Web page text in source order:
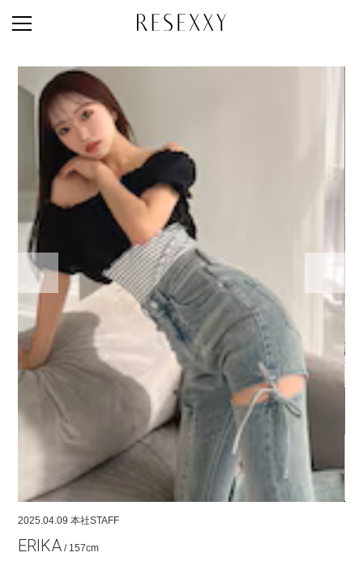
STAFF STYLE
2025.04.09 本社STAFF
ERIKA / 157cm
NEWS
MAGAZINE
LOOK BOOK
NEW ARRIVAL
RANKING
STYLE PHOTO
ACCOUNT
SHOP LIST
CONCEPT
ONLINE STORE
COMPANY
CONTACT
FOR BUSINESS PARTNER